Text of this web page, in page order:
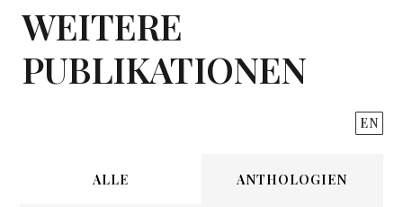
WEITERE
PUBLIKATIONEN
EN
ALLE ANTHOLOGIEN